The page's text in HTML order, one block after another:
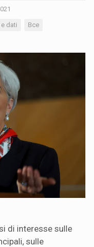
dati Bce
di interesse sulle
sulle